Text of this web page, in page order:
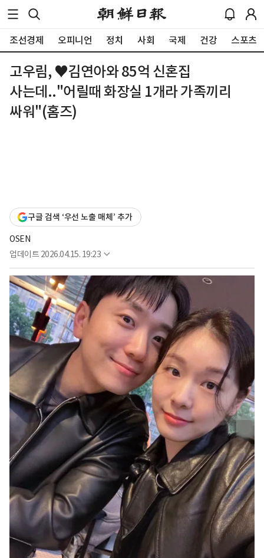
조선경제 오피니언 정치 사회 국제 건강 스포츠
고우림, ♥김연아와 85억 신혼집
사는데.."어릴때 화장실 1개라 가족끼리
싸워"(홈즈)
구글 검색 ‘우선 노출 매체’ 추가
OSEN
업데이트 2026.04.15. 19:23